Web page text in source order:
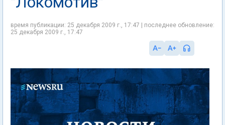
время публикации: 25 декабря 2009 г., 17:47 | последнее обновление:
25 декабря 2009 г., 17:47